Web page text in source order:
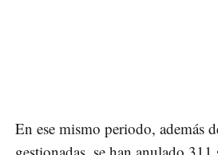
En ese mismo periodo, además